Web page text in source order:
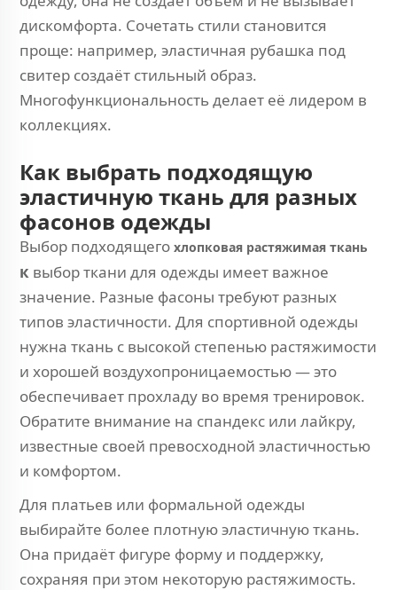
дискомфорта. Сочетать стили становится
проще: например, эластичная рубашка под
свитер создаёт стильный образ.
Многофункциональность делает её лидером в
коллекциях.
Как выбрать подходящую
эластичную ткань для разных
фасонов одежды
Выбор подходящего хлопковая растяжимая ткань
к выбор ткани для одежды имеет важное
значение. Разные фасоны требуют разных
типов эластичности. Для спортивной одежды
нужна ткань с высокой степенью растяжимости
и хорошей воздухопроницаемостью — это
обеспечивает прохладу во время тренировок.
Обратите внимание на спандекс или лайкру,
известные своей превосходной эластичностью
и комфортом.
Для платьев или формальной одежды
выбирайте более плотную эластичную ткань.
Она придаёт фигуре форму и поддержку,
сохраняя при этом некоторую растяжимость.